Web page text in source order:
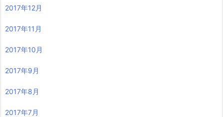
2017年12月
2017年11月
2017年10月
2017年9月
2017年8月
2017年7月